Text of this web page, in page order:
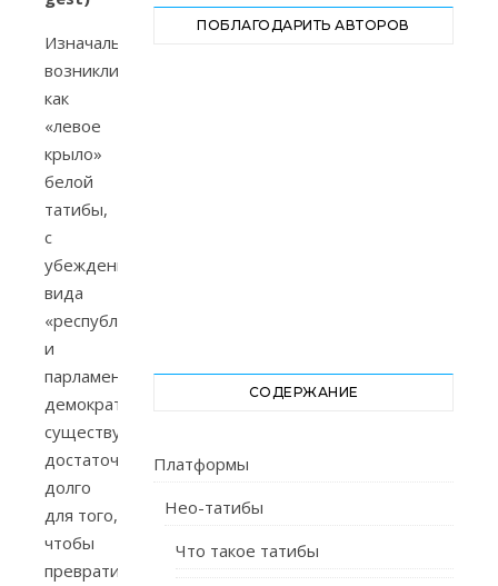
Изначально
возникли,
как
«левое
крыло»
белой
татибы,
с
убеждениями
вида
«республика
и
парламентская
демократия
существуют
достаточно
долго
для того,
чтобы
превратиться
ПОБЛАГОДАРИТЬ АВТОРОВ
СОДЕРЖАНИЕ
Платформы
Нео-татибы
Что такое татибы